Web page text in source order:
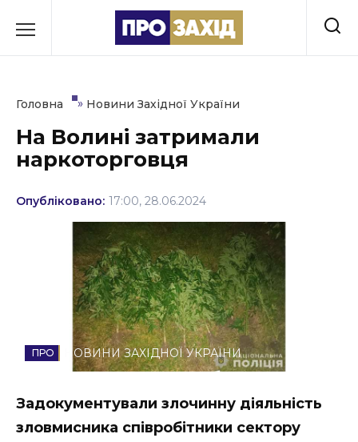
до
Культура
Освіта
Політика
Соціум
Спорт
Стиль життя
Втрачений Ужгород
Головна » Новини Західної України
На Волині затримали
наркоторговця
Опубліковано: 17:00, 28.06.2024
НОВИНИ ЗАХІДНОЇ УКРАЇНИ
Задокументували злочинну діяльність
зловмисника співробітники сектору